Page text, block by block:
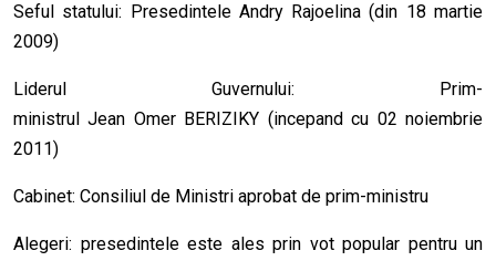
Seful statului: Presedintele Andry Rajoelina (din 18 martie
2009)
Liderul Guvernului: Prim-
ministrul Jean Omer BERIZIKY (incepand cu 02 noiembrie
2011)
Cabinet: Consiliul de Ministri aprobat de prim-ministru
Alegeri: presedintele este ales prin vot popular pentru un